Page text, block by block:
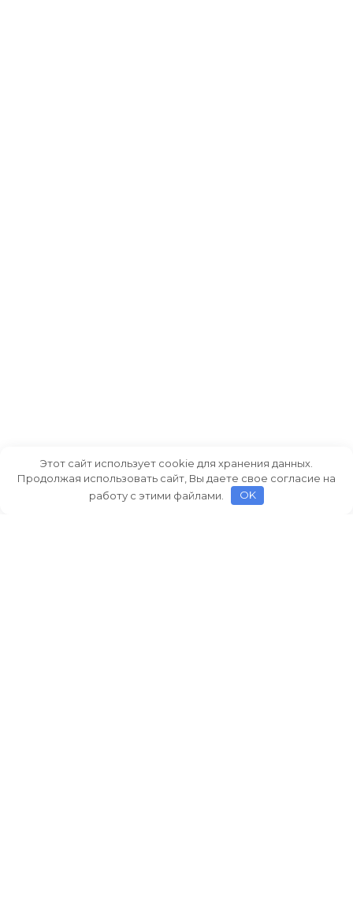
Этот сайт использует cookie для хранения данных.
Продолжая использовать сайт, Вы даете свое согласие на
работу с этими файлами.
OK